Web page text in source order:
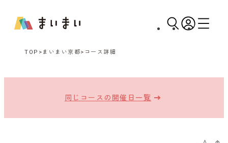
TOP まいまい京都 コース詳細
同じコースの開催日一覧